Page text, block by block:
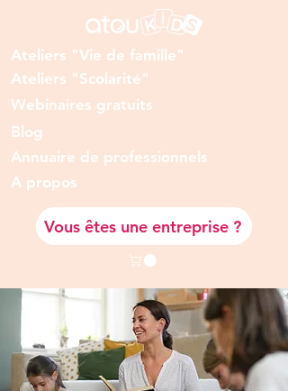
Ateliers "Vie de famille"
Ateliers "Scolarité"
Webinaires gratuits
Blog
Annuaire de professionnels
A propos
Vous êtes une entreprise ?